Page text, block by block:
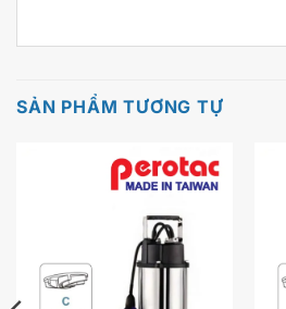
SẢN PHẨM TƯƠNG TỰ